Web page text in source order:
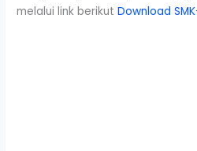
melalui link berikutDownload